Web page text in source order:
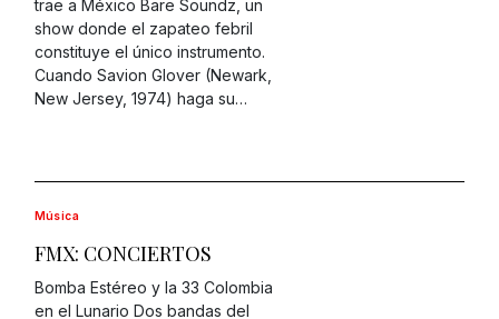
trae a México Bare Soundz, un
show donde el zapateo febril
constituye el único instrumento.
Cuando Savion Glover (Newark,
New Jersey, 1974) haga su…
Música
FMX: CONCIERTOS
Bomba Estéreo y la 33 Colombia
en el Lunario Dos bandas del